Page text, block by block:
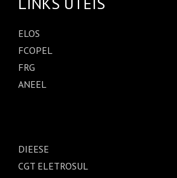
ELOS
FCOPEL
FRG
ANEEL
DIEESE
CGT ELETROSUL